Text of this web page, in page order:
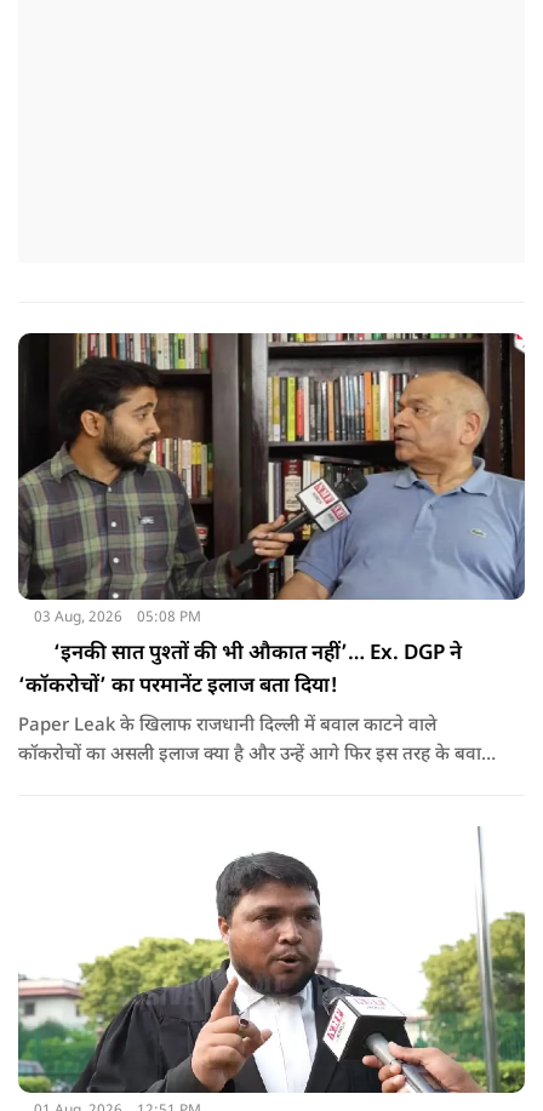
03 Aug, 2026 05:08 PM
‘इनकी सात पुश्तों की भी औकात नहीं’… Ex. DGP ने
‘कॉकरोचों’ का परमानेंट इलाज बता दिया!
Paper Leak के खिलाफ राजधानी दिल्ली में बवाल काटने वाले
कॉकरोचों का असली इलाज क्या है और उन्हें आगे फिर इस तरह के बवाल